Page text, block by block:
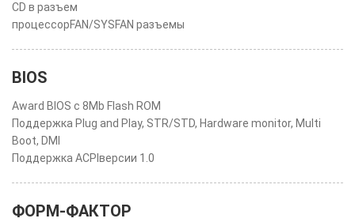
CD в разъем
процессорFAN/SYSFAN разъемы
BIOS
Award BIOS с 8Mb Flash ROM
Поддержка Plug and Play, STR/STD, Hardware monitor, Multi
Boot, DMI
Поддержка ACPIверсии 1.0
ФОРМ-ФАКТОР